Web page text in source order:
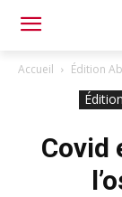
Accueil Édition
Covid